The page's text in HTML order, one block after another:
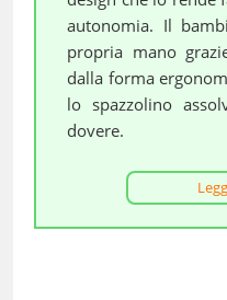
autonomia. Il
propria mano
dalla forma
lo spazzolino
dovere.